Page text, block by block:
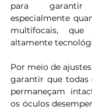
para garantir
especialmente
multifocais,
altamente
Por meio de
garantir que todas
permaneçam
os óculos